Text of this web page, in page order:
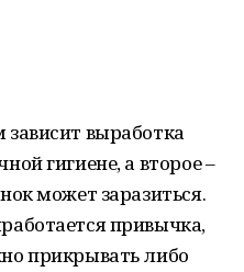
выработка
гигиене, а второе –
может заразиться.
привычка,
прикрывать либо